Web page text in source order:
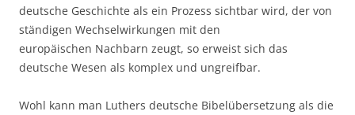
deutsche Geschichte als ein Prozess sichtbar wird, der von
ständigen Wechselwirkungen mit den
europäischen Nachbarn zeugt, so erweist sich das
deutsche Wesen als komplex und ungreifbar.
Wohl kann man Luthers deutsche Bibelübersetzung als die